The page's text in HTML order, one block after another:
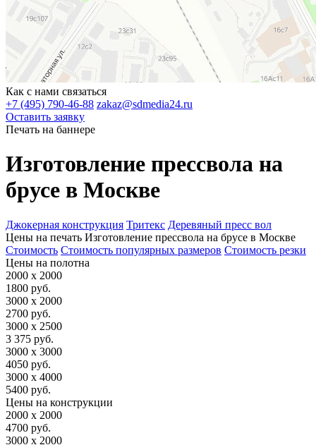
Как с нами связаться
+7 (495) 790-46-88 zakaz@sdmedia24.ru
Оставить заявку
Печать на баннере
Изготовление прессвола на
брусе в Москве
Джокерная конструкция Тритекс Деревяный пресс вол
Цены на печать Изготовление прессвола на брусе в Москве
Стоимость Стоимость популярных размеров Стоимость резки
Цены на полотна
2000 х 2000
1800 руб.
3000 х 2000
2700 руб.
3000 х 2500
3 375 руб.
3000 х 3000
4050 руб.
3000 х 4000
5400 руб.
Цены на конструкции
2000 х 2000
4700 руб.
3000 х 2000